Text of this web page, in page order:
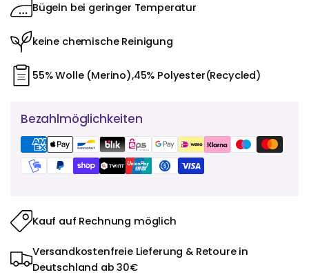
Bügeln bei geringer Temperatur
keine chemische Reinigung
55% Wolle (Merino),45% Polyester(Recycled)
Bezahlmöglichkeiten
Kauf auf Rechnung möglich
Versandkostenfreie Lieferung & Retoure in
Deutschland ab 30€